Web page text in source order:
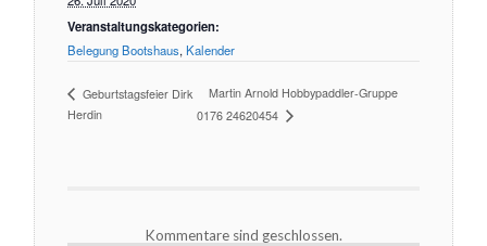
Veranstaltungskategorien:
Belegung Bootshaus,Kalender
Geburtstagsfeier Dirk
Herdin
Martin Arnold Hobbypaddler-Gruppe
0176 24620454
Kommentare sind geschlossen.